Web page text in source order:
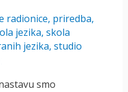
radionice, priredba,
jezika, skola
jezika, studio
smo